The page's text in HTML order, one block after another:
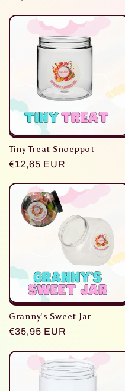
:
Tiny Treat Snoeppot
Normaler
€12,65 EUR
Granny's Sweet Jar
Normaler
€35,95 EUR